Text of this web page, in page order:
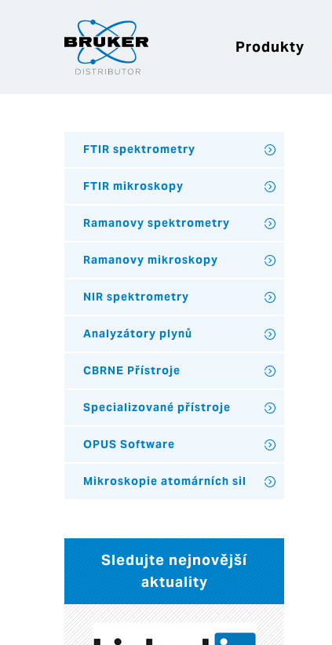
Produkty
FTIR spektrometry
FTIR mikroskopy
Ramanovy spektrometry
Ramanovy mikroskopy
NIR spektrometry
Analyzátory plynů
CBRNE Přístroje
Specializované přístroje
OPUS Software
Mikroskopie atomárních sil
Sledujte nejnovější
aktuality